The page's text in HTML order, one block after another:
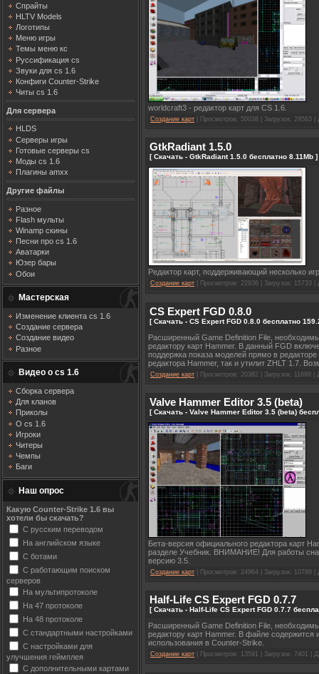
Спрайты
HLTV Models
Логотипы
Меню игры
Темы меню кс
Руссификация cs
Звуки для cs 1.6
Конфиги Counter-Strike
Читы cs 1.6
Для сервера
HLDS
Серверы игры
Готовые серверы cs
Моды cs 1.6
Плагины amxx
Другие файлы
Разное
Flash мульты
Winamp скины
Песни про cs 1.6
Аватарки
Юзер бары
Обои
Мастерская
Изменение клиента cs 1.6
Создание сервера
Создание видео
Разное
Видео о cs 1.6
Сборка сервера
Для кланов
Приколы
О cs 1.6
Игроки
Читеры
Чемпы
Баги
Наш опрос
Какую Counter-Strike 1.6 вы
хотели бы скачать?
С русским переводом
На английском языке
С ботами
С работающим поиском
серверов
На мультипротоколе
На 47 протоколе
На 48 протоколе
С стандартными настройками
С настройками для
улучшения геймплея
С дополнительными картами
worldcraft3 - редактор карт для CS 1.6.
Создание карт | Просмотров: 50038 | Загрузок: 29563
GtkRadiant 1.5.0
[ Скачать - GtkRadiant 1.5.0 бесплатно 8.11Mb ]
Редактор карт, поддерживающий несколько
Создание карт | Просмотров: 22936 | Загрузок: 15733
CS Expert FGD 0.8.0
[ Скачать - CS Expert FGD 0.8.0 бесплатно
Расширенный Game Definition File,
редактору карт Hammer. В данный FGD
поддержка показа моделей прямо в
редактора Hammer, так и утилит ZHLT 1.7.
Создание карт | Просмотров: 20382 | Загрузок: 11699 |
Valve Hammer Editor 3.5 (beta)
[ Скачать - Valve Hammer Editor 3.5 (beta)
Бета-версия официального редактора карт
разделе Учебник. ВНИМАНИЕ! Для работы
версию 3.5.
Создание карт | Просмотров: 24964 | Загрузок: 10789
Half-Life CS Expert FGD 0.7.7
[ Скачать - Half-Life CS Expert FGD 0.7.7
Расширенный Game Definition File,
редактору карт Hammer. В файле
использования в Counter-Strike.
Создание карт | Просмотров: 13591 | Загрузок: 7401 |